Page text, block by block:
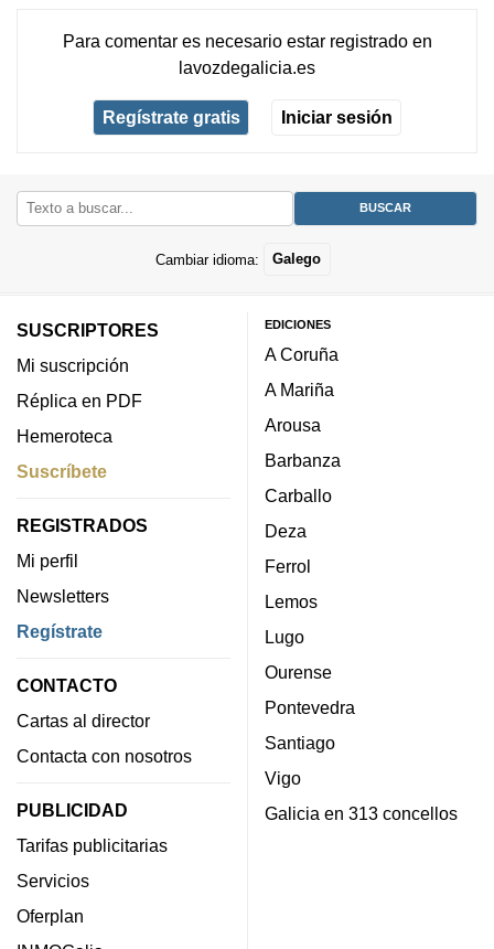
Para comentar es necesario estar registradoen
lavozdegalicia.es
Regístrate gratis Iniciar sesión
Cambiar idioma: Galego
SUSCRIPTORES
Mi suscripción
Réplica en PDF
Hemeroteca
Suscríbete
REGISTRADOS
Mi perfil
Newsletters
Regístrate
CONTACTO
Cartas al director
Contacta con nosotros
PUBLICIDAD
Tarifas publicitarias
Servicios
Oferplan
EDICIONES
A Coruña
A Mariña
Arousa
Barbanza
Carballo
Deza
Ferrol
Lemos
Lugo
Ourense
Pontevedra
Santiago
Vigo
Galicia en 313 concellos